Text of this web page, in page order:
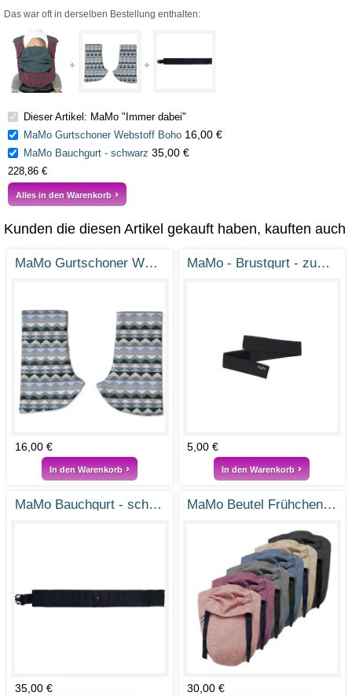
Das war oft in derselben Bestellung enthalten:
Dieser Artikel: MaMo "Immer dabei"
MaMo Gurtschoner Webstoff Boho 16,00 €
MaMo Bauchgurt - schwarz 35,00 €
228,86 €
Alles in den Warenkorb
Kunden die diesen Artikel gekauft haben, kauften auch
MaMo Gurtschoner Webstoff Boho
16,00 €
In den Warenkorb
MaMo - Brustgurt - zum Rückentragen
5,00 €
In den Warenkorb
MaMo Bauchgurt - schwarz
35,00 €
MaMo Beutel Frühchen / Frühchenbeutel - Größe 0 - 38-50
30,00 €